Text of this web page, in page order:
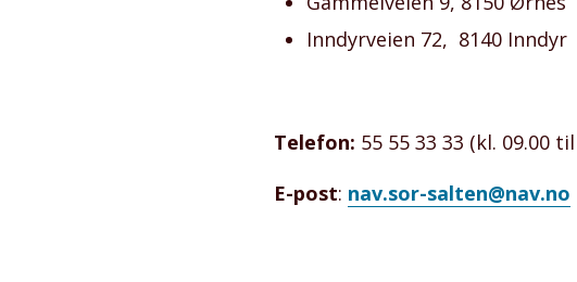
Inndyrveien 72, 8140 Inndyr
Telefon: 55 55 33 33 (kl. 09.00
E-post: nav.sor-salten@nav.no